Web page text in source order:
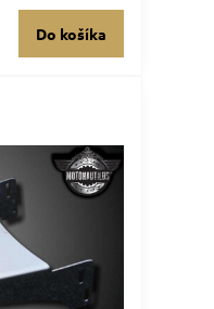
Do košíka